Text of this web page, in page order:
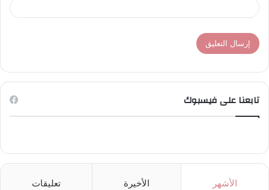
تابعنا على فيسبوك
الأشهر الأخيرة تعليقات